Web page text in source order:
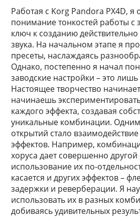
Работая с Korg Pandora PX4D, я
понимание тонкостей работы с
ключ к созданию действительно
звука. На начальном этапе я
пресеты, наслаждаясь
Однако, постепенно я начал
заводские настройки – это
Настоящее творчество
начинаешь
каждого эффекта, создавая
уникальные комбинации.
открытий стало
эффектов. Например,
хоруса дает совершенно другой
использование их по-
касается и других эффектов –
задержки и реверберации. Я
использовать их в разных
добиваясь удивительных